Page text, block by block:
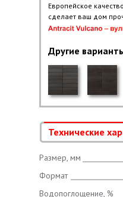
Европейское
сделает ваш дом
Технические
Другие
Размер, мм
Формат
Водопоглощение, %